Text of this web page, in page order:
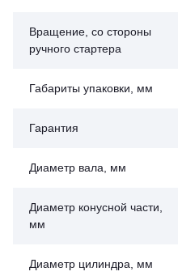
Вращение, со стороны
ручного стартера
Габариты упаковки, мм
Гарантия
Диаметр вала, мм
Диаметр конусной части,
мм
Диаметр цилиндра, мм